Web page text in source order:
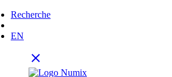
Recherche
EN
close